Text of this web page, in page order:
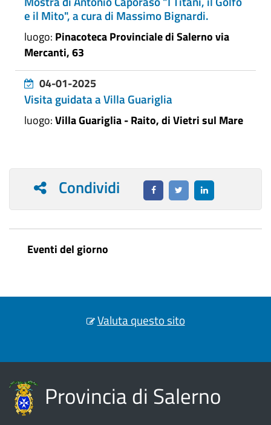
e il Mito", a cura di Massimo Bignardi.
luogo: Pinacoteca Provinciale di Salerno via
Mercanti, 63
04-01-2025
Visita guidata a Villa Guariglia
luogo:Villa Guariglia - Raito, di Vietri sul Mare
Condividi
Eventi del giorno
Valuta questo sito
Provincia di Salerno